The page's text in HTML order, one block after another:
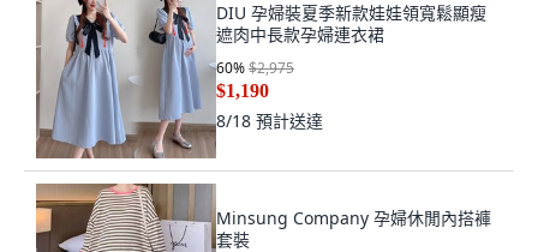
DIU 孕婦裝夏季新款娃娃領寬鬆顯瘦
遮肉中長款孕婦連衣裙
60%$2,975
$1,190
8/18 預計送達
Minsung Company 孕婦休閒內搭褲
套裝